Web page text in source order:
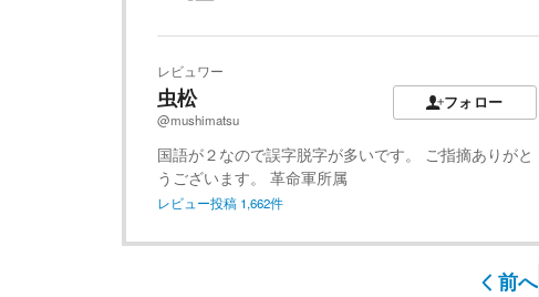
レビュワー
虫松
@mushimatsu
フォロー
国語が２なので誤字脱字が多いです。 ご指摘ありがと
うございます。 革命軍所属
レビュー投稿 1,662件
前へ